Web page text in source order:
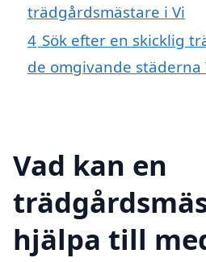
trädgårdsmästare i Vi
4 Sök efter en skicklig
de omgivande städerna
Vad kan en
hjälpa till